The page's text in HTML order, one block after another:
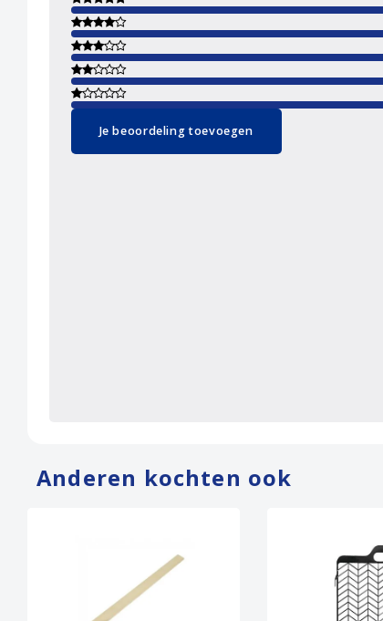
Je beoordeling toevoegen
Anderen kochten ook